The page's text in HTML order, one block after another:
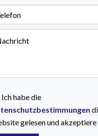
Ich habe die
gelesen und akzeptiere